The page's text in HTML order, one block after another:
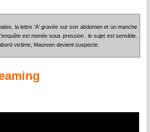
la lettre 'A' gravée sur son abdomen et un manche
est menée sous pression : le sujet est sensible.
victime, Maureen devient suspecte.